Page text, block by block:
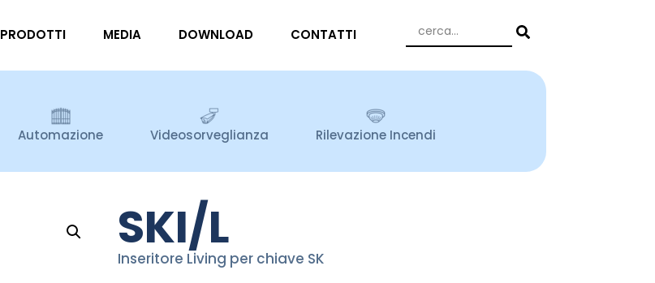
PRODOTTI MEDIA DOWNLOAD CONTATTI
Automazione Videosorveglianza Rilevazione Incendi
SKI/L
Inseritore Living per chiave SK